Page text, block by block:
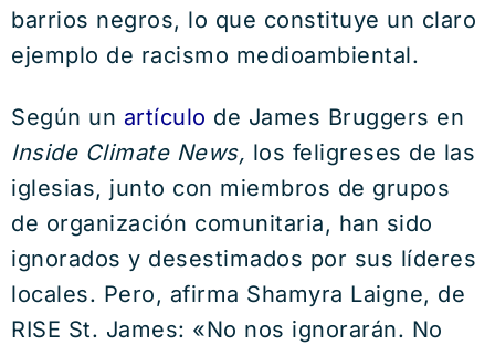
barrios negros, lo que constituye un claro
ejemplo de racismo medioambiental.
Según un artículo de James Bruggers en
Inside Climate News, los feligreses de las
iglesias, junto con miembros de grupos
de organización comunitaria, han sido
ignorados y desestimados por sus líderes
locales. Pero, afirma Shamyra Laigne, de
RISE St. James: «No nos ignorarán. No